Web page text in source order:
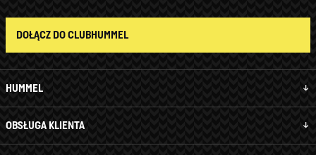
HUMMEL
OBSŁUGA KLIENTA
DOŁĄCZ DO CLUBHUMMEL